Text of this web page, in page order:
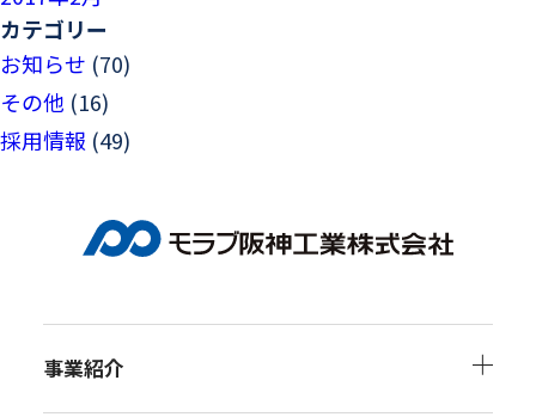
カテゴリー
お知らせ (70)
その他 (16)
採用情報 (49)
事業紹介